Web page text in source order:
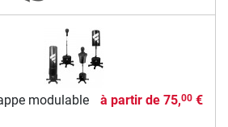
modulable
à partir de 75,00€